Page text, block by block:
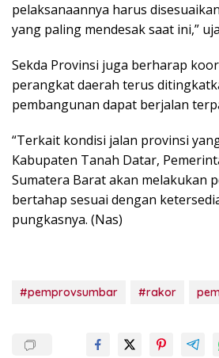
pelaksanaannya harus
yang paling mendesak saat ini,”
Sekda Provinsi juga berharap
perangkat daerah terus
pembangunan dapat berjalan
“Terkait kondisi jalan provinsi
Kabupaten Tanah Datar,
Sumatera Barat akan melakukan
bertahap sesuai dengan
pungkasnya. (Nas)
#pemprovsumbar #rakor